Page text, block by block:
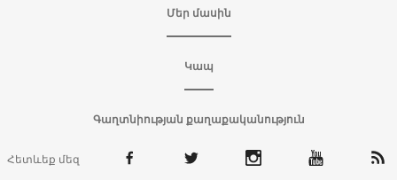
Մեր մասին
Կապ
Գաղտնիության քաղաքականություն
Հետևեք մեզ